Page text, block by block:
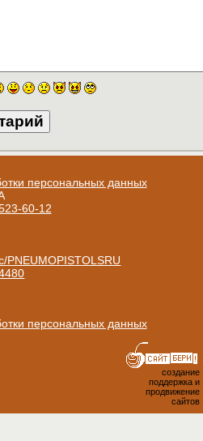
персональных данных
60-12
PNEUMOPISTOLSRU
персональных данных
создание
поддержка и
продвижение
сайтов